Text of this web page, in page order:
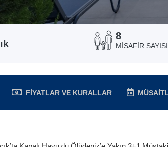
8
MISAFIR SAYISI
FIYATLAR VE KURALLAR